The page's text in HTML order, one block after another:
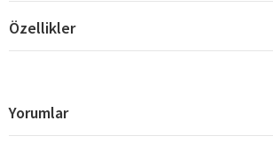
Özellikler
Yorumlar